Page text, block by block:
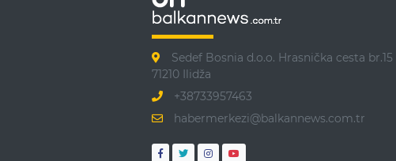
Sedef Bosnia d.o.o. Hrasnička cesta br.15
71210 Ilidža
+38733957463
habermerkezi@balkannews.com.tr